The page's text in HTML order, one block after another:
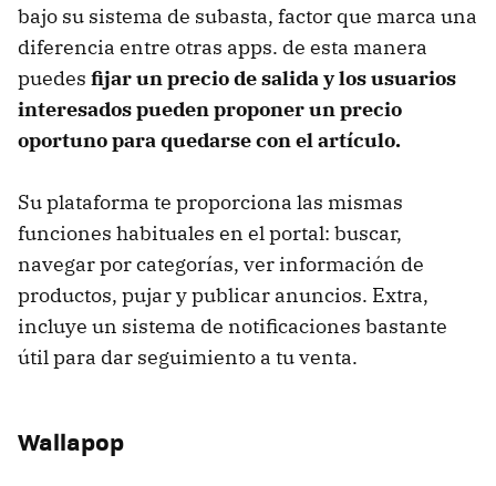
bajo su sistema de subasta, factor que marca una
diferencia entre otras apps. de esta manera
puedes fijar un precio de salida y los usuarios
interesados pueden proponer un precio
oportuno para quedarse con el artículo.
Su plataforma te proporciona las mismas
funciones habituales en el portal: buscar,
navegar por categorías, ver información de
productos, pujar y publicar anuncios. Extra,
incluye un sistema de notificaciones bastante
útil para dar seguimiento a tu venta.
Wallapop